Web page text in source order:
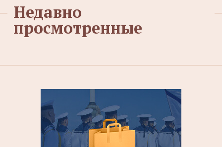
Недавно
просмотренные